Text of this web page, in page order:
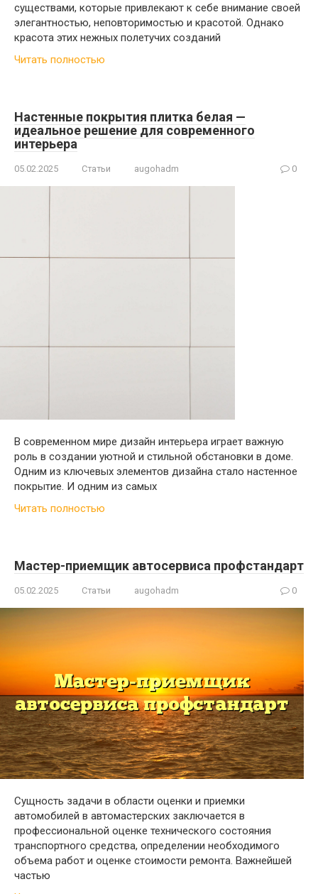
существами, которые привлекают к себе внимание своей
элегантностью, неповторимостью и красотой. Однако
красота этих нежных полетучих созданий
Читать полностью
Настенные покрытия плитка белая —
идеальное решение для современного
интерьера
05.02.2025 Статьи augohadm 0
В современном мире дизайн интерьера играет важную
роль в создании уютной и стильной обстановки в доме.
Одним из ключевых элементов дизайна стало настенное
покрытие. И одним из самых
Читать полностью
Мастер-приемщик автосервиса профстандарт
05.02.2025 Статьи augohadm 0
Сущность задачи в области оценки и приемки
автомобилей в автомастерских заключается в
профессиональной оценке технического состояния
транспортного средства, определении необходимого
объема работ и оценке стоимости ремонта. Важнейшей
частью